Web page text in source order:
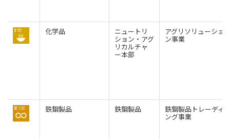
化学品 ニュートリ
ション・アグ
リカルチャ
ー本部
アグリソリューショ
ン事業
鉄鋼製品 鉄鋼製品 鉄鋼製品トレーディ
ング事業